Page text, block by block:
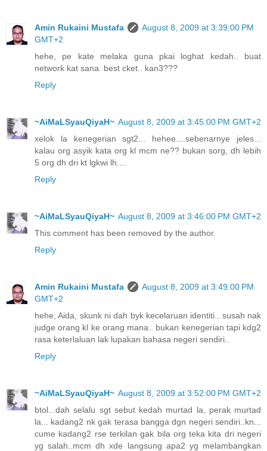
Amin Rukaini Mustafa
August 8, 2009 at 3:39:00 PM
GMT+2
hehe, pe kate melaka guna pkai loghat kedah.. buat
network kat sana. best cket.. kan3???
Reply
~AiMaLSyauQiyaH~ August 8, 2009 at 3:45:00 PM GMT+2
xelok la kenegerian sgt2... hehee....sebenarnye jeles...
kalau org asyik kata org kl mcm ne?? bukan sorg, dh lebih
5 org dh dri kt lgkwi lh....
Reply
~AiMaLSyauQiyaH~ August 8, 2009 at 3:46:00 PM GMT+2
This comment has been removed by the author.
Reply
Amin Rukaini Mustafa
August 8, 2009 at 3:49:00 PM
GMT+2
hehe, Aida, skunk ni dah byk kecelaruan identiti.. susah nak
judge orang kl ke orang mana.. bukan kenegerian tapi kdg2
rasa keterlaluan lak lupakan bahasa negeri sendiri..
Reply
~AiMaLSyauQiyaH~ August 8, 2009 at 3:52:00 PM GMT+2
btol...dah selalu sgt sebut kedah murtad la, perak murtad
la... kadang2 nk gak terasa bangga dgn negeri sendiri..kn...
cume kadang2 rse terkilan gak bila org teka kita dri negeri
yg salah..mcm dh xde langsung apa2 yg melambangkan